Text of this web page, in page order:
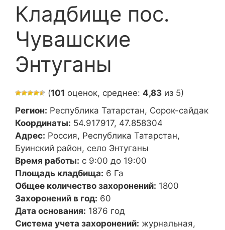
Кладбище пос.
Чувашские
Энтуганы
(101 оценок, среднее: 4,83 из 5)
Регион: Республика Татарстан, Сорок-сайдак
Координаты: 54.917917, 47.858304
Адрес: Россия, Республика Татарстан,
Буинский район, село Энтуганы
Время работы: с 9:00 до 19:00
Площадь кладбища: 6 Га
Общее количество захоронений: 1800
Захоронений в год: 60
Дата основания: 1876 год
Система учета захоронений: журнальная,